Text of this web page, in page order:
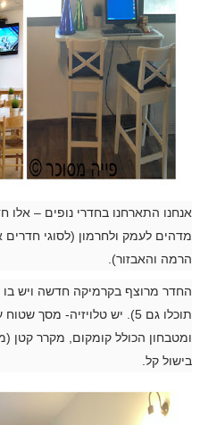
אנחנו התארחנו בחדרי נופים – אלו
מדהים לעמק ולחרמון (לסוגי
הרמה והאבזור).
תוכלו גם 5). יש טלויזיה-
ומטבחון הכולל קומקום, מקרר קטן
בישול קל.